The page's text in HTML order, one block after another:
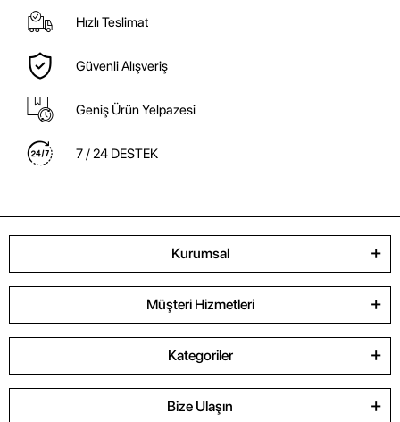
Hızlı Teslimat
Güvenli Alışveriş
Geniş Ürün Yelpazesi
7 / 24 DESTEK
Kurumsal
Müşteri Hizmetleri
Kategoriler
Bize Ulaşın